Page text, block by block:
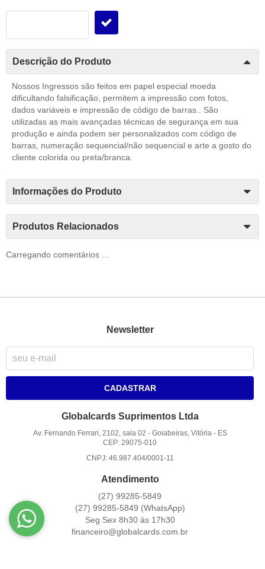
Descrição do Produto
Nossos Ingressos são feitos em papel especial moeda
dificultando falsificação, permitem a impressão com fotos,
dados variáveis e impressão de código de barras.. São
utilizadas as mais avançadas técnicas de segurança em sua
produção e ainda podem ser personalizados com código de
barras, numeração sequencial/não sequencial e arte a gosto do
cliente colorida ou preta/branca.
Informações do Produto
Produtos Relacionados
Carregando comentários ...
Newsletter
CADASTRAR
Globalcards Suprimentos Ltda
Av. Fernando Ferrari, 2102, sala 02 - Goiabeiras, Vitória- ES
CEP: 29075-010
CNPJ: 46.987.404/0001-11
Atendimento
(27) 99285-5849
(27) 99285-5849 (WhatsApp)
Seg Sex 8h30 às 17h30
financeiro@globalcards.com.br